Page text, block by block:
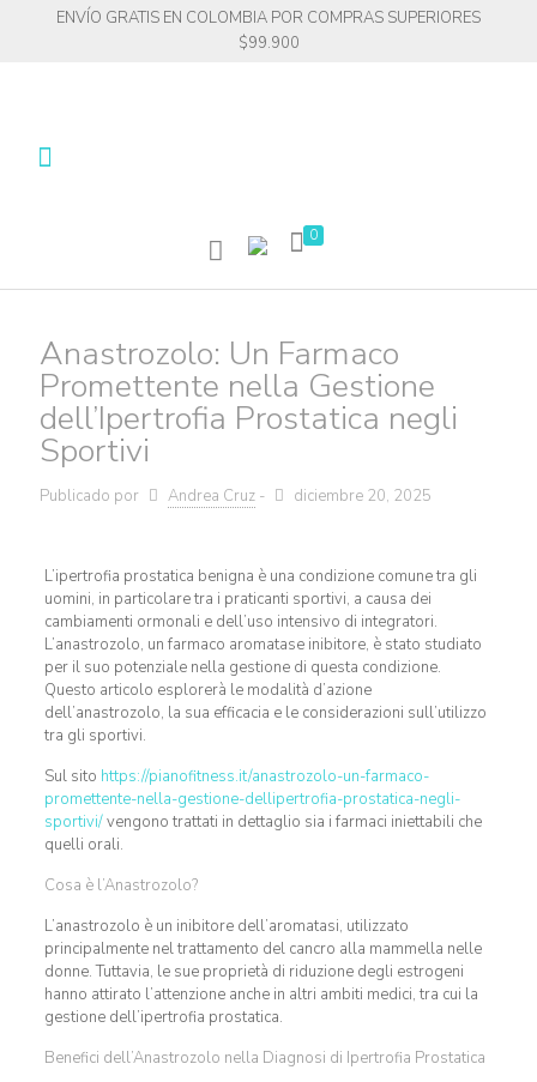
ENVÍO GRATIS EN COLOMBIA POR COMPRAS SUPERIORES
$99.900
0
Anastrozolo: Un Farmaco
Promettente nella Gestione
dell’Ipertrofia Prostatica negli
Sportivi
Publicado por Andrea Cruz - diciembre 20, 2025
L’ipertrofia prostatica benigna è una condizione comune tra gli
uomini, in particolare tra i praticanti sportivi, a causa dei
cambiamenti ormonali e dell’uso intensivo di integratori.
L’anastrozolo, un farmaco aromatase inibitore, è stato studiato
per il suo potenziale nella gestione di questa condizione.
Questo articolo esplorerà le modalità d’azione
dell’anastrozolo, la sua efficacia e le considerazioni sull’utilizzo
tra gli sportivi.
Sul sito https://pianofitness.it/anastrozolo-un-farmaco-
promettente-nella-gestione-dellipertrofia-prostatica-negli-
sportivi/vengono trattati in dettaglio sia i farmaci iniettabili che
quelli orali.
Cosa è l’Anastrozolo?
L’anastrozolo è un inibitore dell’aromatasi, utilizzato
principalmente nel trattamento del cancro alla mammella nelle
donne. Tuttavia, le sue proprietà di riduzione degli estrogeni
hanno attirato l’attenzione anche in altri ambiti medici, tra cui la
gestione dell’ipertrofia prostatica.
Benefici dell’Anastrozolo nella Diagnosi di Ipertrofia Prostatica